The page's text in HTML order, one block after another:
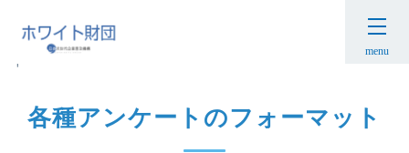
menu
HOME ホワイト企業認定について
ト
各種アンケートのフォーマット